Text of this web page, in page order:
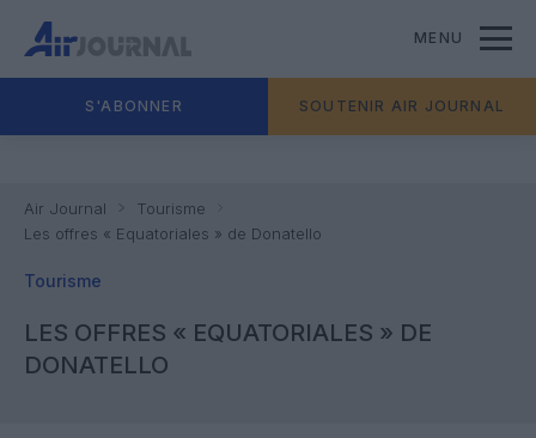
MENU
S'ABONNER SOUTENIR AIR JOURNAL
Air Journal
Tourisme
Les offres « Equatoriales » de Donatello
Tourisme
LES OFFRES « EQUATORIALES » DE
DONATELLO